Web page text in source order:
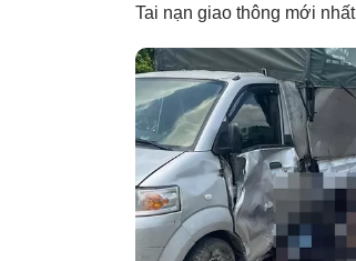
Tai nạn giao thông mới nhất